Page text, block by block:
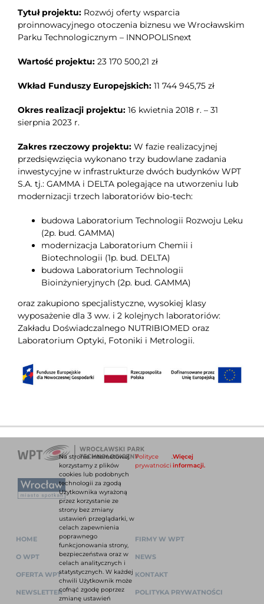
Tytuł projektu: Rozwój oferty wsparcia
proinnowacyjnego otoczenia biznesu we Wrocławskim
Parku Technologicznym – INNOPOLISnext
Wartość projektu: 23 170 500,21 zł
Wkład Funduszy Europejskich: 11 744 945,75 zł
Okres realizacji projektu: 16 kwietnia 2018 r. – 31
sierpnia 2023 r.
Zakres rzeczowy projektu: W fazie realizacyjnej
przedsięwzięcia wykonano trzy budowlane zadania
inwestycyjne w infrastrukturze dwóch budynków WPT
S.A. tj.: GAMMA i DELTA polegające na utworzeniu lub
modernizacji trzech laboratoriów bio-tech:
budowa Laboratorium Technologii Rozwoju Leku
(2p. bud. GAMMA)
modernizacja Laboratorium Chemii i
Biotechnologii (1p. bud. DELTA)
budowa Laboratorium Technologii
Bioinżynieryjnych (2p. bud. GAMMA)
oraz zakupiono specjalistyczne, wysokiej klasy
wyposażenie dla 3 ww. i 2 kolejnych laboratoriów:
Zakładu Doświadczalnego NUTRIBIOMED oraz
Laboratorium Optyki, Fotoniki i Metrologii.
HOME
O WPT
OFERTA WPT
NEWSLETTER
FIRMY W WPT
NEWS
KONTAKT
POLITYKA PRYWATNOŚCI
Na stronie internetowej
korzystamy z plików
cookies lub podobnych
technologii za zgodą
Użytkownika wyrażoną
przez korzystanie ze
strony bez zmiany
ustawień przeglądarki, w
celach zapewnienia
poprawnego
funkcjonowania strony,
bezpieczeństwa oraz w
celach analitycznych i
statystycznych. W każdej
chwili Użytkownik może
cofnąć zgodę poprzez
zmianę ustawień
Polityce
prywatności
Więcej
informacji.